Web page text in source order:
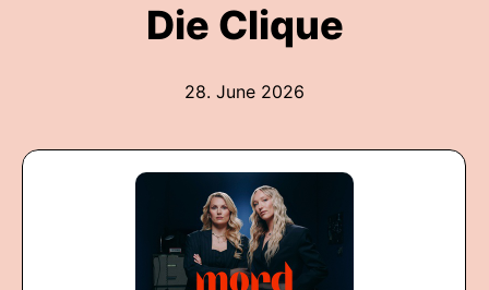
Die Clique
28. June 2026